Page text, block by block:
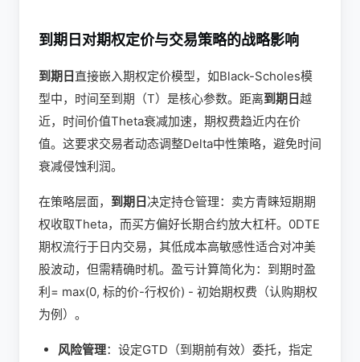
到期日对期权定价与交易策略的战略影响
到期日直接嵌入期权定价模型，如Black-Scholes模
型中，时间至到期（T）是核心参数。距离到期日越
近，时间价值Theta衰减加速，期权费趋近内在价
值。这要求交易者动态调整Delta中性策略，避免时间
衰减侵蚀利润。
在策略层面， 到期日决定持仓管理：卖方青睐短期期
权收取Theta，而买方偏好长期合约放大杠杆。0DTE
期权流行于日内交易，其低成本高敏感性适合对冲美
股波动，但需精确时机。盈亏计算简化为：到期时盈
利= max(0, 标的价-行权价) - 初始期权费（认购期权
为例）。
风险管理：设定GTD（到期前有效）委托，指定